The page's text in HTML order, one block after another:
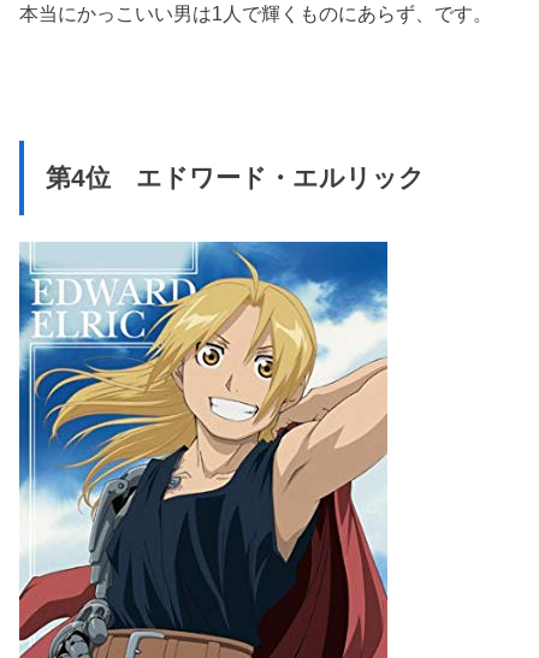
本当にかっこいい男は1人で輝くものにあらず、です。
第4位 エドワード・エルリック